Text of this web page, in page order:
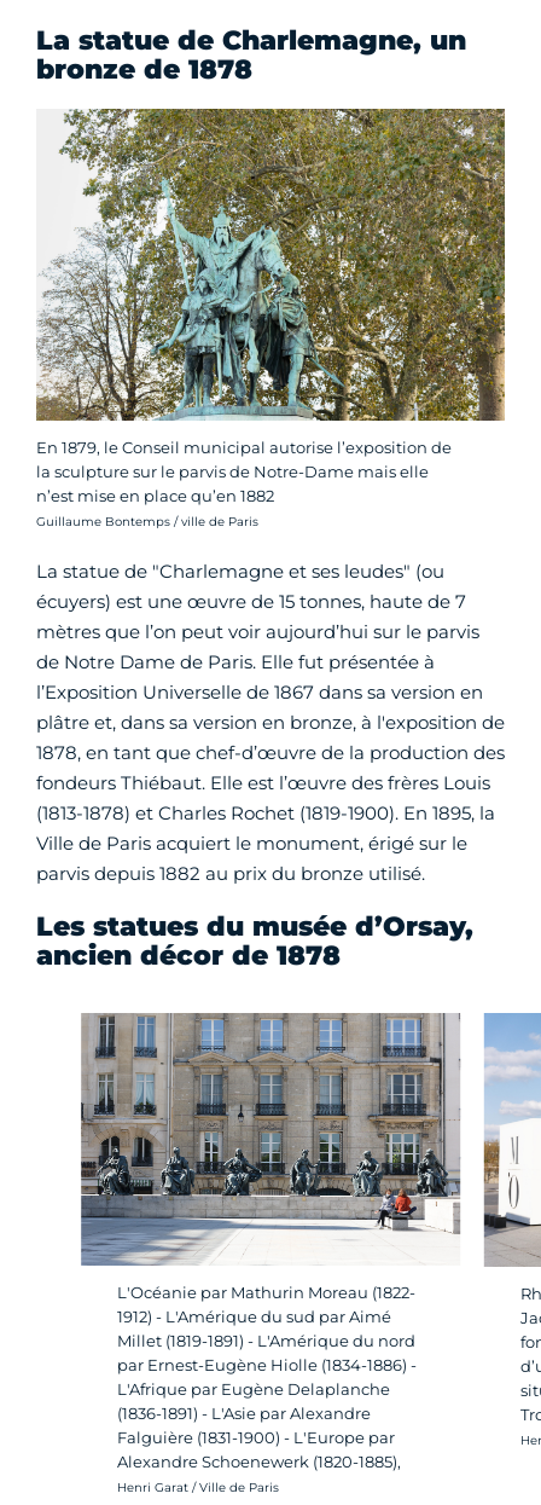
La statue de Charlemagne, un
bronze de 1878
En 1879, le Conseil municipal autorise l’exposition de
la sculpture sur le parvis de Notre-Dame mais elle
n’est mise en place qu’en 1882
Crédit photo :
Guillaume Bontemps / ville de Paris
La statue de "Charlemagne et ses leudes" (ou
écuyers) est une œuvre de 15 tonnes, haute de 7
mètres que l’on peut voir aujourd’hui sur le parvis
de Notre Dame de Paris. Elle fut présentée à
l’Exposition Universelle de 1867 dans sa version en
plâtre et, dans sa version en bronze, à l'exposition de
1878, en tant que chef-d’œuvre de la production des
fondeurs Thiébaut. Elle est l’œuvre des frères Louis
(1813-1878) et Charles Rochet (1819-1900). En 1895, la
Ville de Paris acquiert le monument, érigé sur le
parvis depuis 1882 au prix du bronze utilisé.
Les statues du musée d’Orsay,
ancien décor de 1878
L'Océanie par Mathurin Moreau (1822-
1912) - L'Amérique du sud par Aimé
Millet (1819-1891) - L'Amérique du nord
par Ernest-Eugène Hiolle (1834-1886) -
L'Afrique par Eugène Delaplanche
(1836-1891) - L'Asie par Alexandre
Falguière (1831-1900) - L'Europe par
Alexandre Schoenewerk (1820-1885),
Crédit photo :
Henri Garat / Ville de Paris